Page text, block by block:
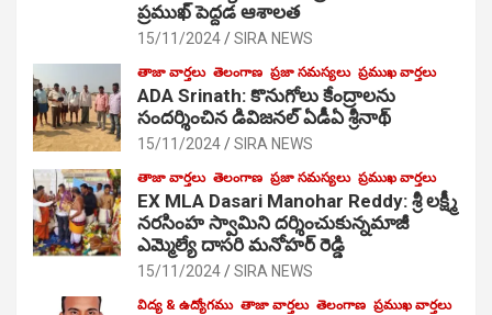
ప్రముఖ్ పెద్దడ ఆశాలత
15/11/2024 SIRA NEWS
తాజా వార్తలు తెలంగాణ ప్రజా సమస్యలు ప్రముఖ వార్తలు
ADA Srinath: కొనుగోలు కేంద్రాల‌ను
సంద‌ర్శించిన డివిజనల్ ఏడీఏ శ్రీనాథ్
15/11/2024 SIRA NEWS
తాజా వార్తలు తెలంగాణ ప్రజా సమస్యలు ప్రముఖ వార్తలు
EX MLA Dasari Manohar Reddy: శ్రీ లక్ష్మీ
నరసింహ స్వామిని దర్శించుకున్నమాజీ
ఎమ్మెల్యే దాసరి మనోహర్ రెడ్డి
15/11/2024 SIRA NEWS
విద్య & ఉద్యోగము తాజా వార్తలు తెలంగాణ ప్రముఖ వార్తలు